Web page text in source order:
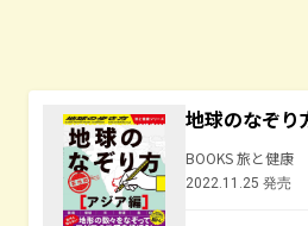
地球のなぞ
BOOKS 旅と健康
2022.11.25 発売